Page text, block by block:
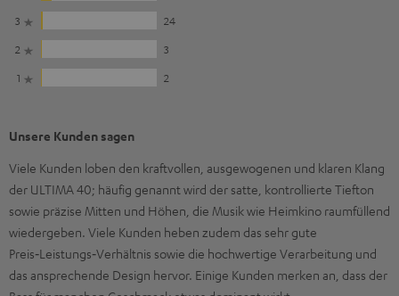
3
24
2
3
1
2
Unsere Kunden sagen
Viele Kunden loben den kraftvollen, ausgewogenen und klaren Klang
der ULTIMA 40; häufig genannt wird der satte, kontrollierte Tiefton
sowie präzise Mitten und Höhen, die Musik wie Heimkino raumfüllend
wiedergeben. Viele Kunden heben zudem das sehr gute
Preis‑Leistungs‑Verhältnis sowie die hochwertige Verarbeitung und
das ansprechende Design hervor. Einige Kunden merken an, dass der